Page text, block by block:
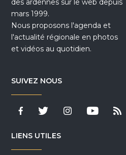
des ardennes sur le web depuis
mars 1999.
Nous proposons l'agenda et
l'actualité régionale en photos
et vidéos au quotidien.
SUIVEZ NOUS
LIENS UTILES